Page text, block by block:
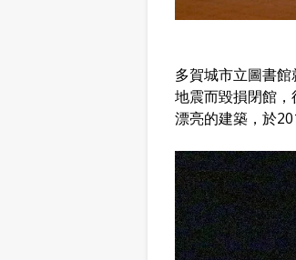
多賀城市立圖書
地震而毀損閉館
漂亮的建築，於